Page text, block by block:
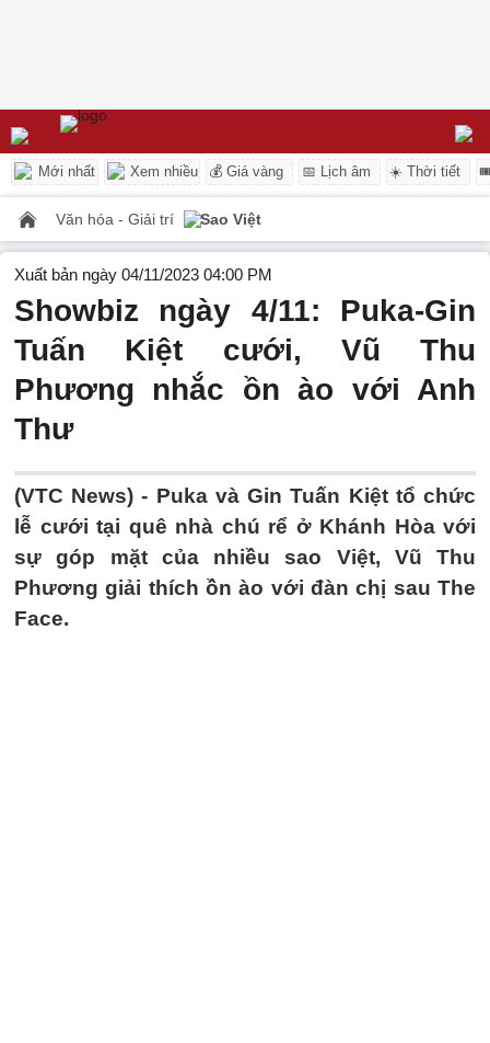
Mới nhất Xem nhiều 💰 Giá vàng 📅 Lịch âm ☀️ Thời tiết
Văn hóa - Giải trí Sao Việt
Xuất bản ngày 04/11/2023 04:00 PM
Showbiz ngày 4/11: Puka-Gin
Tuấn Kiệt cưới, Vũ Thu
Phương nhắc ồn ào với Anh
Thư
(VTC News) - Puka và Gin Tuấn Kiệt tổ chức
lễ cưới tại quê nhà chú rể ở Khánh Hòa với
sự góp mặt của nhiều sao Việt, Vũ Thu
Phương giải thích ồn ào với đàn chị sau The
Face.